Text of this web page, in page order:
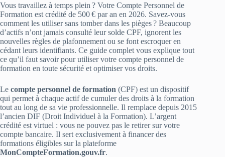
Vous travaillez à temps plein ? Votre Compte Personnel de
Formation est crédité de 500 € par an en 2026. Savez-vous
comment les utiliser sans tomber dans les pièges ? Beaucoup
d’actifs n’ont jamais consulté leur solde CPF, ignorent les
nouvelles règles de plafonnement ou se font escroquer en
cédant leurs identifiants. Ce guide complet vous explique tout
ce qu’il faut savoir pour utiliser votre compte personnel de
formation en toute sécurité et optimiser vos droits.
Le compte personnel de formation (CPF) est un dispositif
qui permet à chaque actif de cumuler des droits à la formation
tout au long de sa vie professionnelle. Il remplace depuis 2015
l’ancien DIF (Droit Individuel à la Formation). L’argent
crédité est virtuel : vous ne pouvez pas le retirer sur votre
compte bancaire. Il sert exclusivement à financer des
formations éligibles sur la plateforme
MonCompteFormation.gouv.fr.